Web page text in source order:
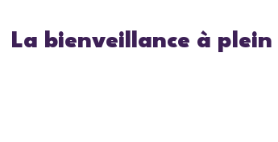
La bienveillance à